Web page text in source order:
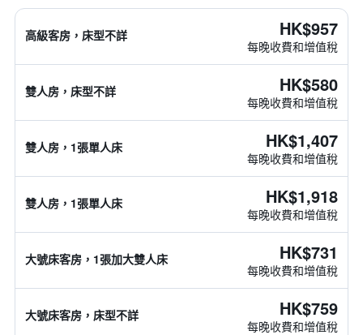
高級客房，床型不詳 HK$957
每晚收費和增值稅
雙人房，床型不詳 HK$580
每晚收費和增值稅
雙人房，1張單人床 HK$1,407
每晚收費和增值稅
雙人房，1張單人床 HK$1,918
每晚收費和增值稅
大號床客房，1張加大雙人床 HK$731
每晚收費和增值稅
大號床客房，床型不詳 HK$759
每晚收費和增值稅